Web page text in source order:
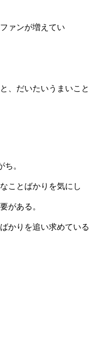
ァンが増えてい
、だいたいうまいこと
。
ことばかりを気にし
がある。
かりを追い求めている